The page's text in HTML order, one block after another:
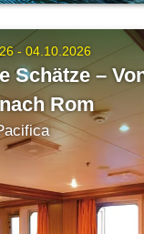
- 04.10.2026
Schätze –
Rom